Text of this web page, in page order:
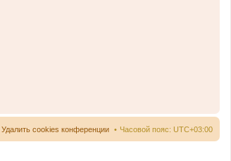
Часовой пояс: UTC+03:00
Удалить cookies конференции